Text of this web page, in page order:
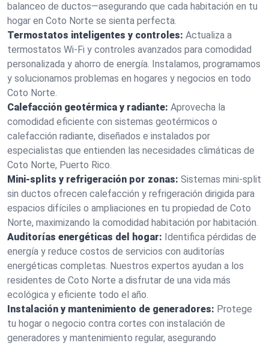
balanceo de ductos—asegurando que cada habitación en tu
hogar en Coto Norte se sienta perfecta.
Termostatos inteligentes y controles: Actualiza a
termostatos Wi-Fi y controles avanzados para comodidad
personalizada y ahorro de energía. Instalamos, programamos
y solucionamos problemas en hogares y negocios en todo
Coto Norte.
Calefacción geotérmica y radiante: Aprovecha la
comodidad eficiente con sistemas geotérmicos o
calefacción radiante, diseñados e instalados por
especialistas que entienden las necesidades climáticas de
Coto Norte, Puerto Rico.
Mini-splits y refrigeración por zonas: Sistemas mini-split
sin ductos ofrecen calefacción y refrigeración dirigida para
espacios difíciles o ampliaciones en tu propiedad de Coto
Norte, maximizando la comodidad habitación por habitación.
Auditorías energéticas del hogar: Identifica pérdidas de
energía y reduce costos de servicios con auditorías
energéticas completas. Nuestros expertos ayudan a los
residentes de Coto Norte a disfrutar de una vida más
ecológica y eficiente todo el año.
Instalación y mantenimiento de generadores: Protege
tu hogar o negocio contra cortes con instalación de
generadores y mantenimiento regular, asegurando